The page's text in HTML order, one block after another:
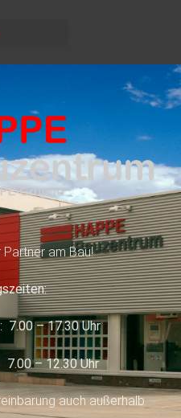
am Bau!
7.00 – 17.30 Uhr
– 12.30 Uhr
auch außerhalb